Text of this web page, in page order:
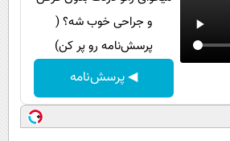
و جراحی خوب شه؟ (
پرسش‌نامه رو پر کن)
◀ پرسش‌نامه